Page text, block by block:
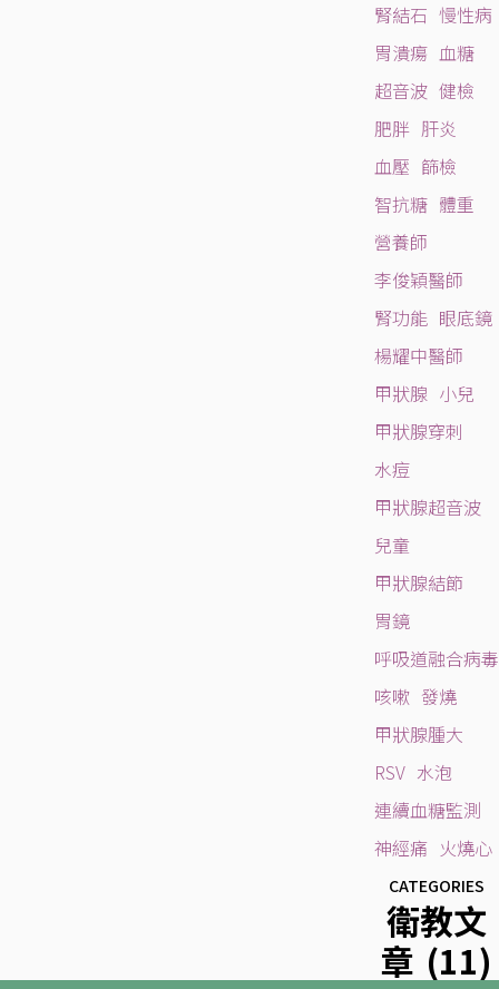
腎結石 慢性病
胃潰瘍 血糖
超音波 健檢
肥胖 肝炎
血壓 篩檢
智抗糖 體重
營養師
李俊穎醫師
腎功能 眼底鏡
楊耀中醫師
甲狀腺 小兒
甲狀腺穿刺
水痘
甲狀腺超音波
兒童
甲狀腺結節
胃鏡
呼吸道融合病毒
咳嗽 發燒
甲狀腺腫大
RSV 水泡
連續血糖監測
神經痛 火燒心
CATEGORIES
衛教文
章 (11)